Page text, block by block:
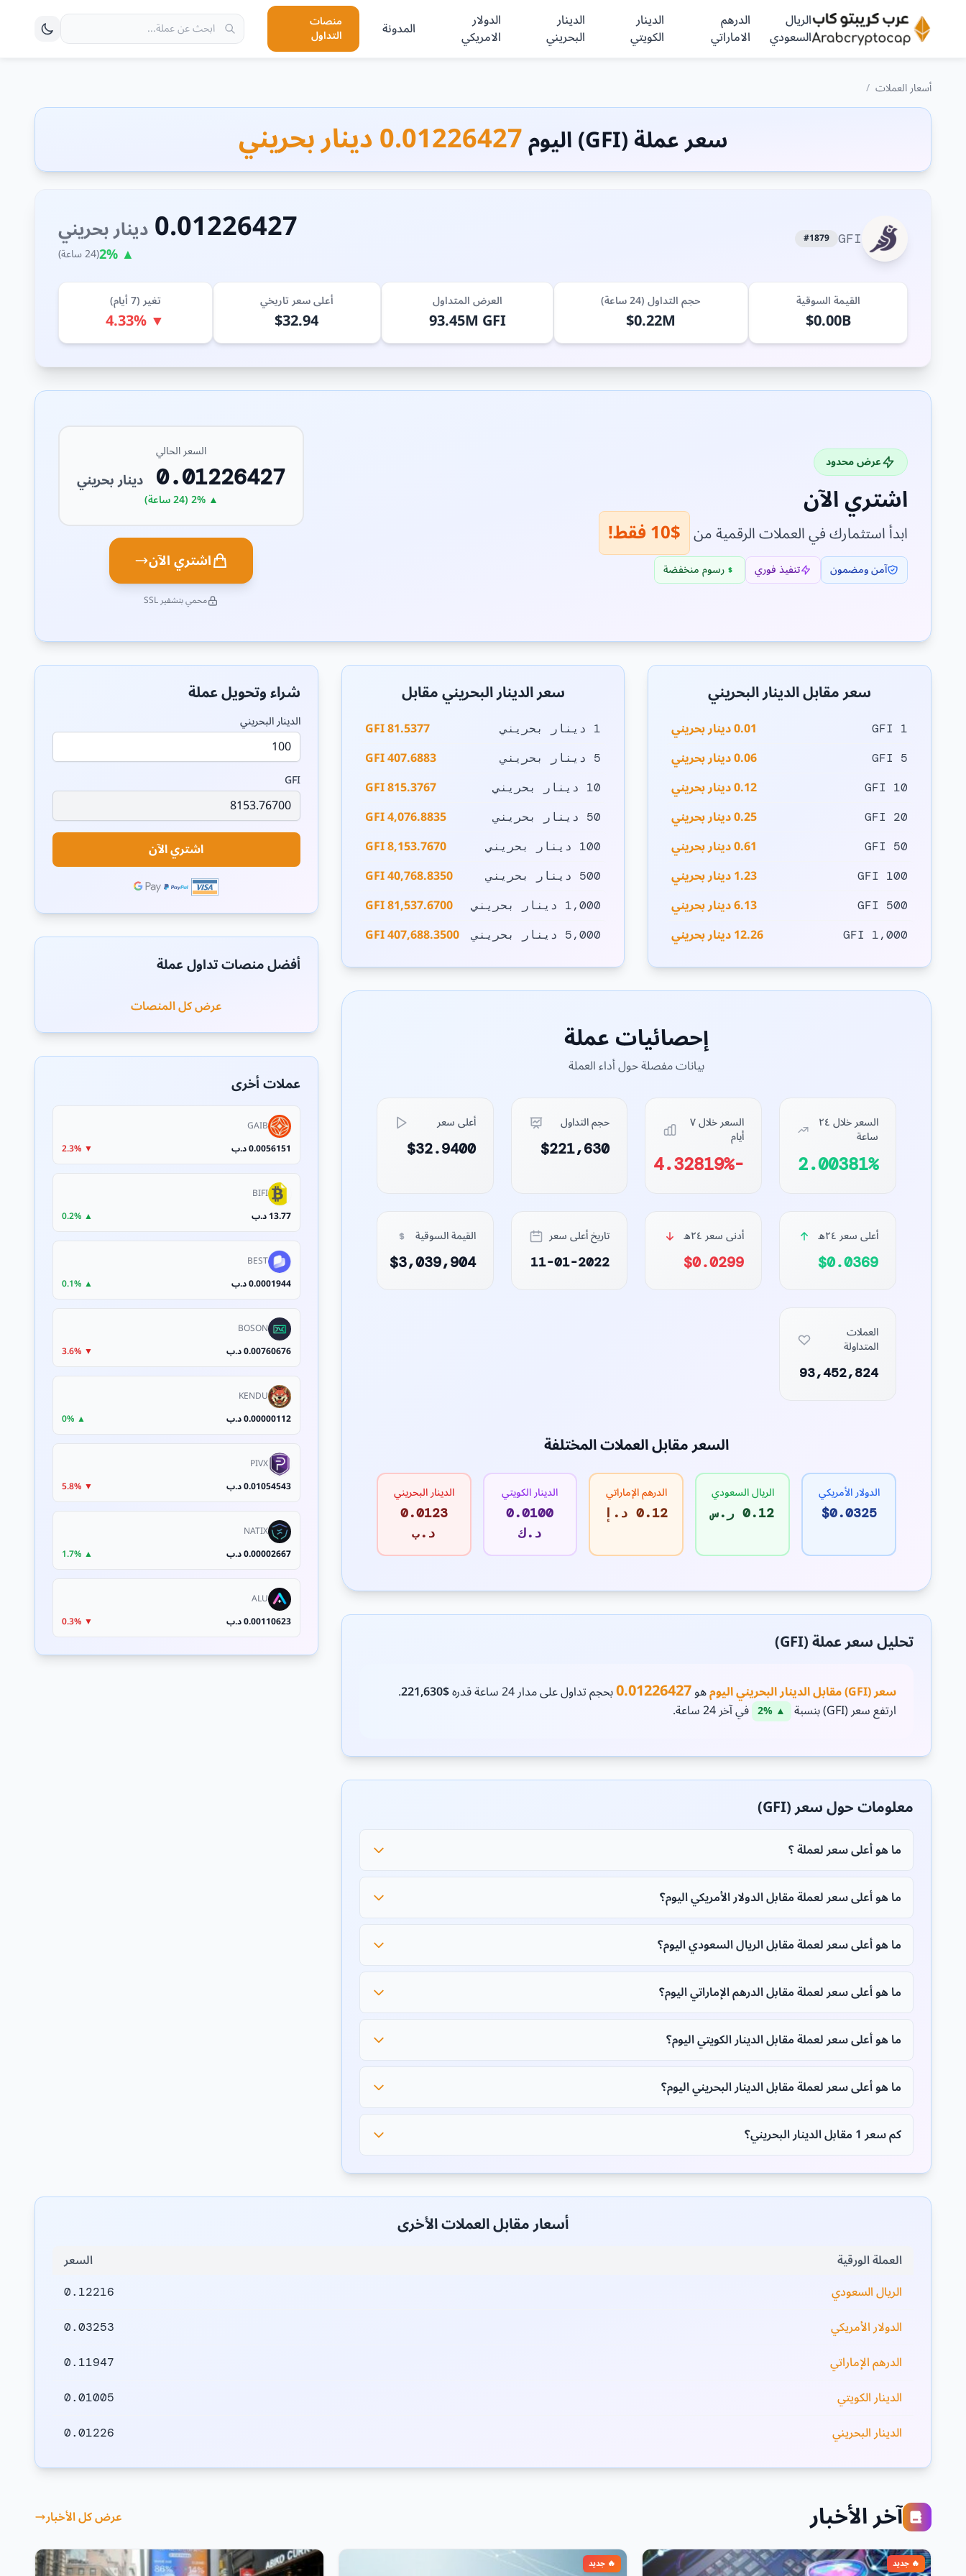
الريال
السعودي
الدرهم
الاماراتي
الدينار
الكويتي
الدينار
البحريني
الدولار
الامريكي المدونة منصات
التداول
أسعار العملات /
سعر عملة (GFI) اليوم 0.01226427 دينار بحريني
GFI
#1879
0.01226427دينار بحريني
▲ 2% (24 ساعة)
القيمة السوقية
$0.00B
حجم التداول (24 ساعة)
$0.22M
العرض المتداول
93.45M GFI
أعلى سعر تاريخي
$32.94
تغير (7 أيام)
▼ 4.33%
عرض محدود
اشتري الآن
ابدأ استثمارك في العملات الرقمية من $10 فقط!
آمن ومضمون تنفيذ فوري رسوم منخفضة
السعر الحالي
0.01226427 دينار بحريني
▲ 2% (24 ساعة)
اشتري الآن
محمي بتشفير SSL
سعر مقابل الدينار البحريني
1 GFI 0.01 دينار بحريني
5 GFI 0.06 دينار بحريني
10 GFI 0.12 دينار بحريني
20 GFI 0.25 دينار بحريني
50 GFI 0.61 دينار بحريني
100 GFI 1.23 دينار بحريني
500 GFI 6.13 دينار بحريني
1,000 GFI 12.26 دينار بحريني
سعر الدينار البحريني مقابل
1 دينار بحريني 81.5377 GFI
5 دينار بحريني 407.6883 GFI
10 دينار بحريني 815.3767 GFI
50 دينار بحريني 4,076.8835 GFI
100 دينار بحريني 8,153.7670 GFI
500 دينار بحريني 40,768.8350 GFI
1,000 دينار بحريني 81,537.6700 GFI
5,000 دينار بحريني 407,688.3500 GFI
إحصائيات عملة
بيانات مفصلة حول أداء العملة
السعر خلال ٢٤
ساعة
2.00381%
السعر خلال ٧
أيام
-4.32819%
حجم التداول
$221,630
أعلى سعر
$32.9400
أعلى سعر ٢٤ه
$0.0369
أدنى سعر ٢٤ه
$0.0299
تاريخ أعلى سعر
11-01-2022
القيمة السوقية
$3,039,904
العملات
المتداولة
93,452,824
السعر مقابل العملات المختلفة
الدولار الأمريكي
$0.0325
الريال السعودي
0.12 ر.س
الدرهم الإماراتي
0.12 د.إ
الدينار الكويتي
0.0100
د.ك
الدينار البحريني
0.0123
د.ب
تحليل سعر عملة (GFI)
سعر (GFI) مقابل الدينار البحريني اليوم هو0.01226427بحجم تداول على مدار 24 ساعة قدره $221,630
.
ارتفع سعر (GFI) بنسبة ▲ 2% في آخر 24 ساعة.
معلومات حول سعر (GFI)
ما هو أعلى سعر لعملة ؟
ما هو أعلى سعر لعملة مقابل الدولار الأمريكي اليوم؟
ما هو أعلى سعر لعملة مقابل الريال السعودي اليوم؟
ما هو أعلى سعر لعملة مقابل الدرهم الإماراتي اليوم؟
ما هو أعلى سعر لعملة مقابل الدينار الكويتي اليوم؟
ما هو أعلى سعر لعملة مقابل الدينار البحريني اليوم؟
كم سعر 1 مقابل الدينار البحريني؟
شراء وتحويل عملة
الدينار البحريني
GFI
اشتري الآن
أفضل منصات تداول عملة
عرض كل المنصات
عملات أخرى
GAIB
0.0056151 د.ب
▼ 2.3%
BIFI
13.77 د.ب
▲ 0.2%
BEST
0.0001944 د.ب
▲ 0.1%
BOSON
0.00760676 د.ب
▼ 3.6%
KENDU
0.00000112 د.ب
▲ 0%
PIVX
0.01054543 د.ب
▼ 5.8%
NATIX
0.00002667 د.ب
▲ 1.7%
ALU
0.00110623 د.ب
▼ 0.3%
أسعار مقابل العملات الأخرى
العملة الورقية
السعر
الريال السعودي
0.12216
الدولار الأمريكي 0.03253
الدرهم الإماراتي 0.11947
الدينار الكويتي 0.01005
الدينار البحريني 0.01226
آخر الأخبار عرض كل الأخبار